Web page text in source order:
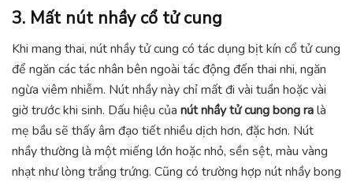
3. Mất nút nhầy cổ tử cung
Khi mang thai, nút nhầy tử cung có tác dụng bịt kín cổ tử cung
để ngăn các tác nhân bên ngoài tác động đến thai nhi, ngăn
ngừa viêm nhiễm. Nút nhầy này chỉ mất đi vài tuần hoặc vài
giờ trước khi sinh. Dấu hiệu của nút nhầy tử cung bong ralà
mẹ bầu sẽ thấy âm đạo tiết nhiều dịch hơn, đặc hơn. Nút
nhầy thường là một miếng lớn hoặc nhỏ, sền sệt, màu vàng
nhạt như lòng trắng trứng. Cũng có trường hợp nút nhầy bong